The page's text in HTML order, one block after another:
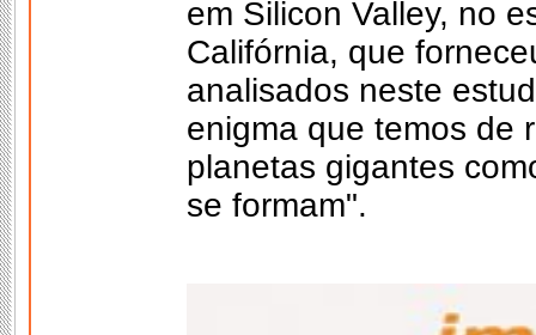
em Silicon Valley, no
Califórnia, que
analisados neste
enigma que temos de
planetas gigantes
se formam".